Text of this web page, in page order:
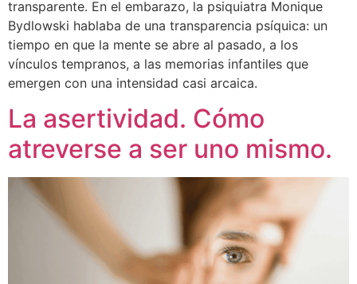
transparente. En el embarazo, la psiquiatra Monique
Bydlowski hablaba de una transparencia psíquica: un
tiempo en que la mente se abre al pasado, a los
vínculos tempranos, a las memorias infantiles que
emergen con una intensidad casi arcaica.
La asertividad. Cómo
atreverse a ser uno mismo.